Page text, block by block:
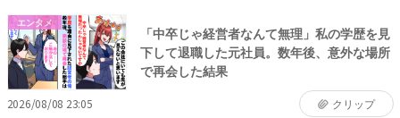
エンタメ
「中卒じゃ経営者なんて無理」私の学歴を見
下して退職した元社員。数年後、意外な場所
で再会した結果
2026/08/08 23:05 クリップ